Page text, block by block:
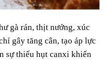
gà rán, thịt nướng, xúc
gây tăng cân, tạo áp lực
sự thiếu hụt canxi khiến